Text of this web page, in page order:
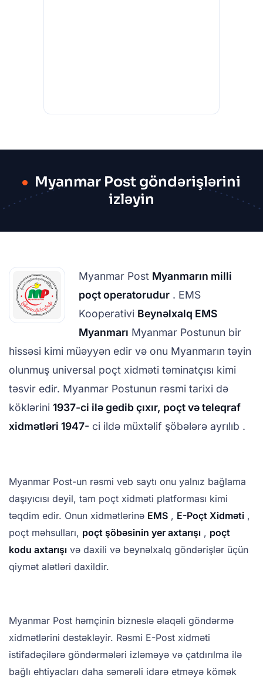
Myanmar Post göndərişlərini
izləyin
Myanmar Post Myanmarın milli
poçt operatorudur . EMS
Kooperativi Beynəlxalq EMS
Myanmarı Myanmar Postunun bir
hissəsi kimi müəyyən edir və onu Myanmarın təyin
olunmuş universal poçt xidməti təminatçısı kimi
təsvir edir. Myanmar Postunun rəsmi tarixi də
köklərini 1937-ci ilə gedib çıxır, poçt və teleqraf
xidmətləri 1947- ci ildə müxtəlif şöbələrə ayrılıb .
Myanmar Post-un rəsmi veb saytı onu yalnız bağlama
daşıyıcısı deyil, tam poçt xidməti platforması kimi
təqdim edir. Onun xidmətlərinə EMS , E-Poçt Xidməti ,
poçt məhsulları, poçt şöbəsinin yer axtarışı , poçt
kodu axtarışı və daxili və beynəlxalq göndərişlər üçün
qiymət alətləri daxildir.
Myanmar Post həmçinin bizneslə əlaqəli göndərmə
xidmətlərini dəstəkləyir. Rəsmi E-Post xidməti
istifadəçilərə göndərmələri izləməyə və çatdırılma ilə
bağlı ehtiyacları daha səmərəli idarə etməyə kömək